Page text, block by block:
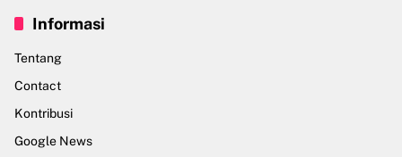
Informasi
Tentang
Contact
Kontribusi
Google News